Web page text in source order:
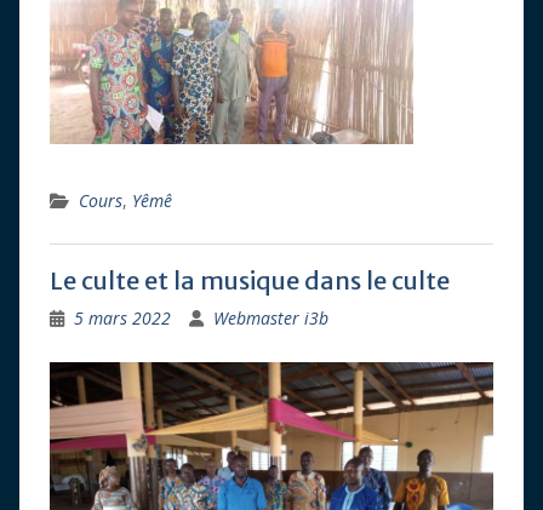
Cours, Yêmê
Le culte et la musique dans le culte
5 mars 2022 Webmaster i3b